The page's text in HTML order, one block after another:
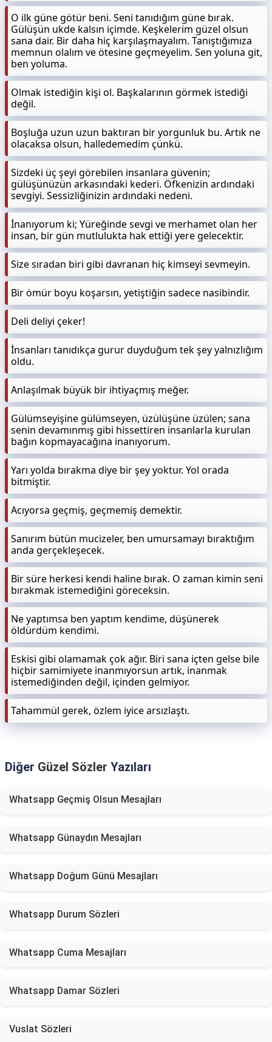
O ilk güne götür beni. Seni tanıdığım güne bırak.
Gülüşün ukde kalsın içimde. Keşkelerim güzel olsun
sana dair. Bir daha hiç karşılaşmayalım. Tanıştığımıza
memnun olalım ve ötesine geçmeyelim. Sen yoluna git,
ben yoluma.
Olmak istediğin kişi ol. Başkalarının görmek istediği
değil.
Boşluğa uzun uzun baktıran bir yorgunluk bu. Artık ne
olacaksa olsun, halledemedim çünkü.
Sizdeki üç şeyi görebilen insanlara güvenin;
gülüşünüzün arkasındaki kederi. Öfkenizin ardındaki
sevgiyi. Sessizliğinizin ardındaki nedeni.
İnanıyorum ki; Yüreğinde sevgi ve merhamet olan her
insan, bir gün mutlulukta hak ettiği yere gelecektir.
Size sıradan biri gibi davranan hiç kimseyi sevmeyin.
Bir ömür boyu koşarsın, yetiştiğin sadece nasibindir.
Deli deliyi çeker!
İnsanları tanıdıkça gurur duyduğum tek şey yalnızlığım
oldu.
Anlaşılmak büyük bir ihtiyaçmış meğer.
Gülümseyişine gülümseyen, üzülüşüne üzülen; sana
senin devamınmış gibi hissettiren insanlarla kurulan
bağın kopmayacağına inanıyorum.
Yarı yolda bırakma diye bir şey yoktur. Yol orada
bitmiştir.
Acıyorsa geçmiş, geçmemiş demektir.
Sanırım bütün mucizeler, ben umursamayı bıraktığım
anda gerçekleşecek.
Bir süre herkesi kendi haline bırak. O zaman kimin seni
bırakmak istemediğini göreceksin.
Ne yaptımsa ben yaptım kendime, düşünerek
öldürdüm kendimi.
Eskisi gibi olamamak çok ağır. Biri sana içten gelse bile
hiçbir samimiyete inanmıyorsun artık, inanmak
istemediğinden değil, içinden gelmiyor.
Tahammül gerek, özlem iyice arsızlaştı.
Diğer Güzel Sözler Yazıları
Whatsapp Geçmiş Olsun Mesajları
Whatsapp Günaydın Mesajları
Whatsapp Doğum Günü Mesajları
Whatsapp Durum Sözleri
Whatsapp Cuma Mesajları
Whatsapp Damar Sözleri
Vuslat Sözleri